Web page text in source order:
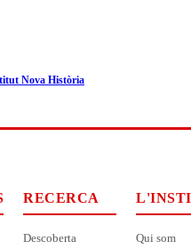
Nova Història
RECERCA
Descoberta
Qui som